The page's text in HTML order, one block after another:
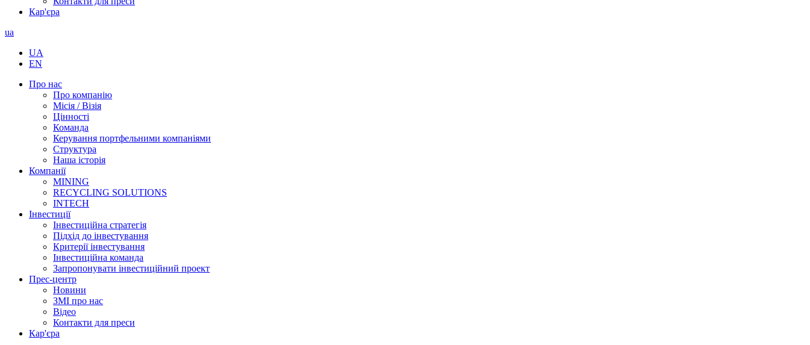
Кар'єра
ua
UA
EN
Про нас
Про компанію
Місія / Візія
Цінності
Команда
Керування портфельними компаніями
Структура
Наша історія
Компанії
MINING
RECYCLING SOLUTIONS
INTECH
Інвестиції
Інвестиційна стратегія
Підхід до інвестування
Критерії інвестування
Інвестиційна команда
Запропонувати інвестиційний проект
Прес-центр
Новини
ЗМІ про нас
Відео
Контакти для преси
Кар'єра